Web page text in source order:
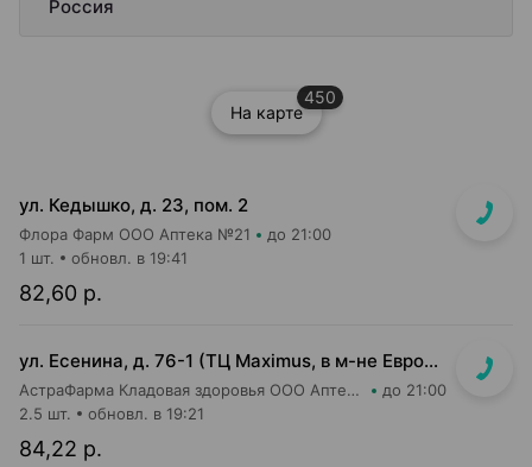
Россия
На карте
450
ул. Кедышко, д. 23, пом. 2
Флора Фарм ООО Аптека №21 до 21:00
82,60 р.
1 шт. обновл. в 19:41
ул. Есенина, д. 76-1 (ТЦ Maximus, в м-не Евроопт Super)
АстраФарма Кладовая здоровья ООО Аптека №9 до 21:00
84,22 р.
2.5 шт. обновл. в 19:21